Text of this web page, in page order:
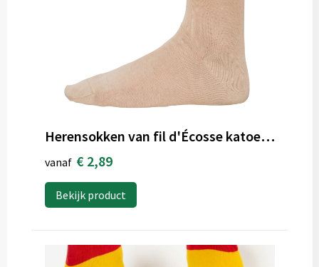
Herensokken van fil d'Écosse katoenjersey
vanaf € 2,89
Bekijk product